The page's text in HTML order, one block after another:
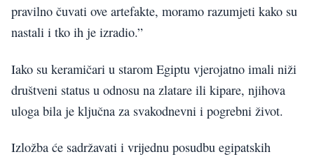
pravilno čuvati ove artefakte, moramo razumjeti kako su
nastali i tko ih je izradio.”
Iako su keramičari u starom Egiptu vjerojatno imali niži
društveni status u odnosu na zlatare ili kipare, njihova
uloga bila je ključna za svakodnevni i pogrebni život.
Izložba će sadržavati i vrijednu posudbu egipatskih